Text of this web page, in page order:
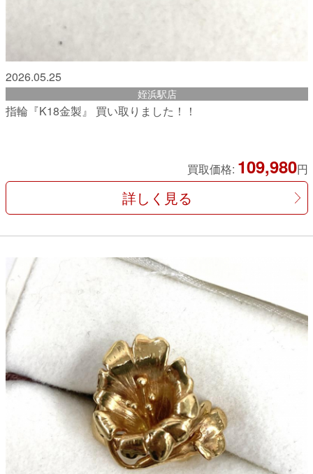
2026.05.25
姪浜駅店
指輪『K18金製』 買い取りました！！
買取価格: 109,980円
詳しく見る